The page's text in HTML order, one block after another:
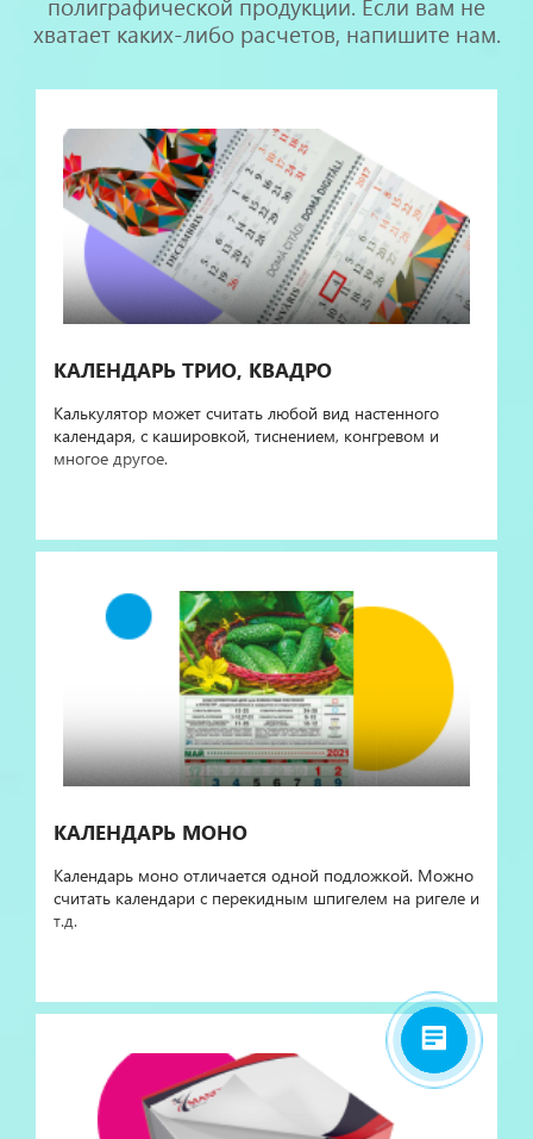
полиграфической продукции. Если вам не
хватает каких-либо расчетов, напишите нам.
КАЛЕНДАРЬ ТРИО, КВАДРО
Калькулятор может считать любой вид настенного
календаря, с кашировкой, тиснением, конгревом и
многое другое.
КАЛЕНДАРЬ МОНО
Календарь моно отличается одной подложкой. Можно
считать календари с перекидным шпигелем на ригеле и
т.д.